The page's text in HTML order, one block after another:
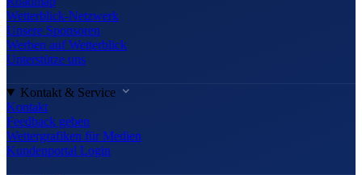
Wetterblick-Netzwerk
Unsere Sponsoren
Werben auf Wetterblick
Unterstütze uns
Kontakt & Service
Kontakt
Feedback geben
Wettergrafiken für Medien
Kundenportal Login